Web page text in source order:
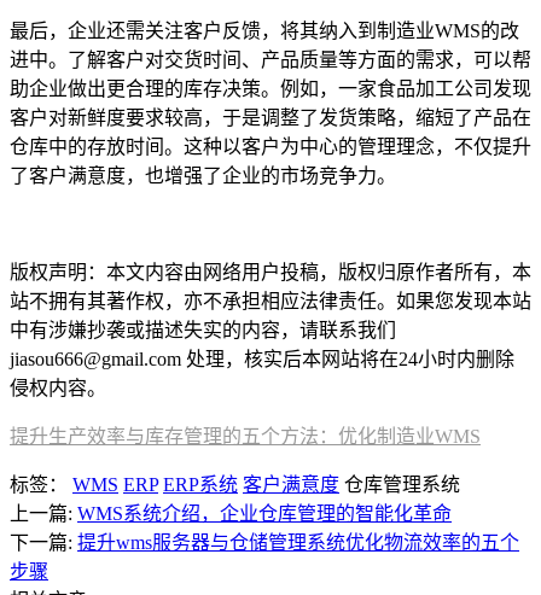
最后，企业还需关注客户反馈，将其纳入到制造业WMS的改
进中。了解客户对交货时间、产品质量等方面的需求，可以帮
助企业做出更合理的库存决策。例如，一家食品加工公司发现
客户对新鲜度要求较高，于是调整了发货策略，缩短了产品在
仓库中的存放时间。这种以客户为中心的管理理念，不仅提升
了客户满意度，也增强了企业的市场竞争力。
版权声明：本文内容由网络用户投稿，版权归原作者所有，本
站不拥有其著作权，亦不承担相应法律责任。如果您发现本站
中有涉嫌抄袭或描述失实的内容，请联系我们
jiasou666@gmail.com 处理，核实后本网站将在24小时内删除
侵权内容。
提升生产效率与库存管理的五个方法：优化制造业WMS
标签： WMS ERP ERP系统 客户满意度 仓库管理系统
上一篇: WMS系统介绍，企业仓库管理的智能化革命
下一篇: 提升wms服务器与仓储管理系统优化物流效率的五个
步骤